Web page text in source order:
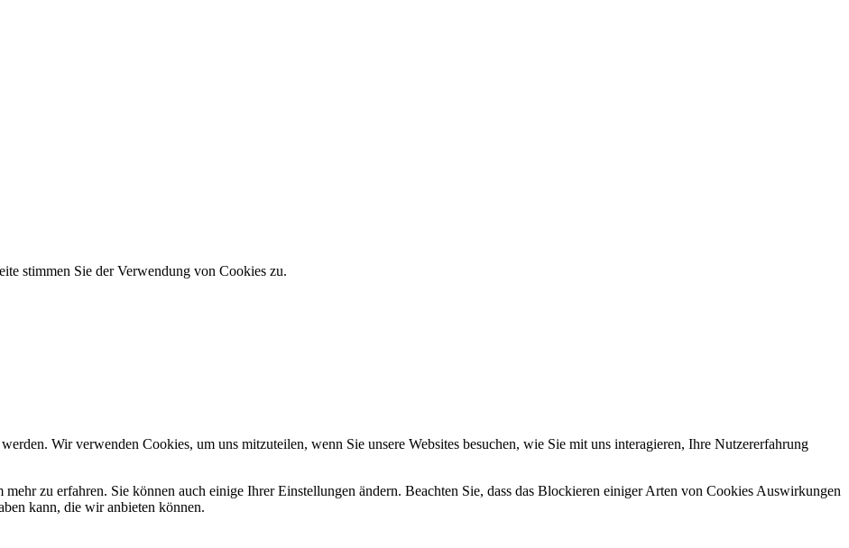
stimmen Sie der Verwendung von Cookies zu.
Wir verwenden Cookies, um uns mitzuteilen, wenn Sie unsere Websites besuchen, wie Sie mit uns interagieren, Ihre Nutzererfahrung
zu erfahren. Sie können auch einige Ihrer Einstellungen ändern. Beachten Sie, dass das Blockieren einiger Arten von Cookies Auswirkungen
kann, die wir anbieten können.